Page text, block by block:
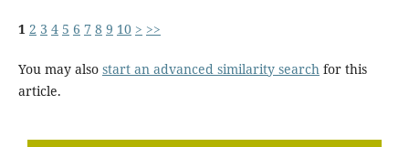
1 2 3 4 5 6 7 8 9 10 > >>
You may also start an advanced similarity search for this
article.